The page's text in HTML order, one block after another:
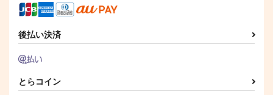
後払い決済
とらコイン